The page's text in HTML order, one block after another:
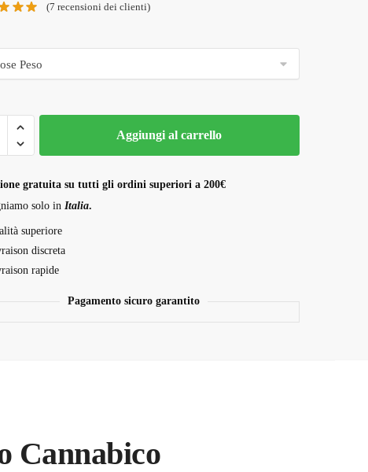
a
(7 recensioni dei clienti)
Aggiungi al carrello
gratuita su tutti gli ordini superiori a 200€
solo inItalia.
superiore
discreta
rapide
Pagamento sicuro garantito
Cannabico